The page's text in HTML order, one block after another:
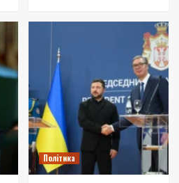
Політика